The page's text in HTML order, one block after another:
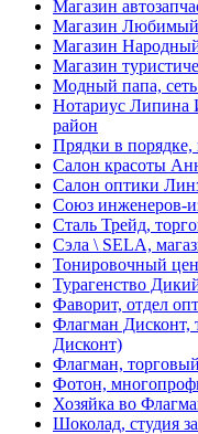
Магазин
Магазин
Магазин
Магазин
Модный папа, сеть
Нотариус Липина
район
Прядки в порядке,
Салон красоты
Салон оптики
Союз инженеров-
Сталь Трейд,
Сэла \ SELA,
Тонировочный
Турагенство
Фаворит, отдел
Флагман Дисконт,
Дисконт)
Флагман,
Фотон,
Хозяйка во
Шоколад, студия